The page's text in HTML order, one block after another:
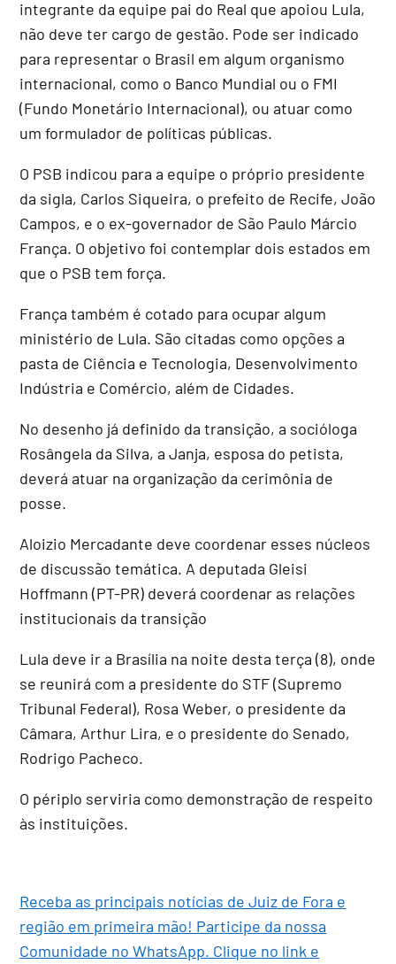
integrante da equipe pai do Real que apoiou Lula,
não deve ter cargo de gestão. Pode ser indicado
para representar o Brasil em algum organismo
internacional, como o Banco Mundial ou o FMI
(Fundo Monetário Internacional), ou atuar como
um formulador de políticas públicas.
O PSB indicou para a equipe o próprio presidente
da sigla, Carlos Siqueira, o prefeito de Recife, João
Campos, e o ex-governador de São Paulo Márcio
França. O objetivo foi contemplar dois estados em
que o PSB tem força.
França também é cotado para ocupar algum
ministério de Lula. São citadas como opções a
pasta de Ciência e Tecnologia, Desenvolvimento
Indústria e Comércio, além de Cidades.
No desenho já definido da transição, a socióloga
Rosângela da Silva, a Janja, esposa do petista,
deverá atuar na organização da cerimônia de
posse.
Aloizio Mercadante deve coordenar esses núcleos
de discussão temática. A deputada Gleisi
Hoffmann (PT-PR) deverá coordenar as relações
institucionais da transição
Lula deve ir a Brasília na noite desta terça (8), onde
se reunirá com a presidente do STF (Supremo
Tribunal Federal), Rosa Weber, o presidente da
Câmara, Arthur Lira, e o presidente do Senado,
Rodrigo Pacheco.
O périplo serviria como demonstração de respeito
às instituições.
Receba as principais notícias de Juiz de Fora e
região em primeira mão! Participe da nossa
Comunidade no WhatsApp. Clique no link e